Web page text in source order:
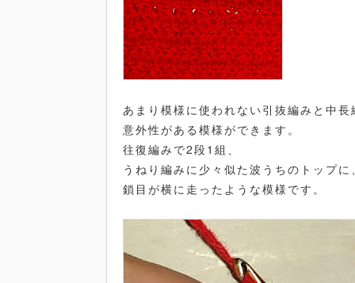
あまり模様に使われない引抜編みと中長
意外性がある模様ができます。
往復編みで2段1組、
うねり編みに少々似た波うちのトップに
鎖目が横に走ったような模様です。